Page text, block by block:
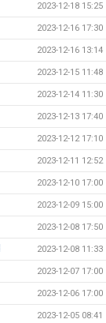
2023-12-18 15:25
2023-12-16 17:30
2023-12-16 13:14
2023-12-15 11:48
2023-12-14 11:30
2023-12-13 17:40
2023-12-12 17:10
2023-12-11 12:52
2023-12-10 17:00
2023-12-09 15:00
2023-12-08 17:50
2023-12-08 11:33
2023-12-07 17:00
2023-12-06 17:00
2023-12-05 08:41